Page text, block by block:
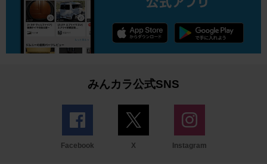
みんカラ公式SNS
Facebook X Instagram